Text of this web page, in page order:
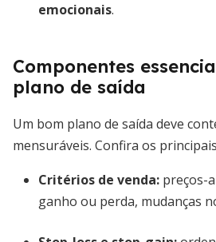
emocionais.
Componentes
plano de saída
Um bom plano de saída deve
mensuráveis. Confira os
Critérios de venda: preços-
ganho ou perda, mudanças